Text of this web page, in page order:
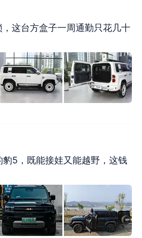
这台方盒子一周通勤只花几十
5，既能接娃又能越野，这钱